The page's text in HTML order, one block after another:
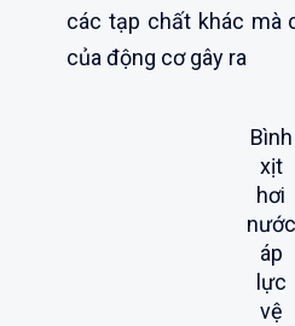
các tạp chất khác mà
của động cơ gây ra
Bình
xịt
hơi
nước
áp
lực
vệ